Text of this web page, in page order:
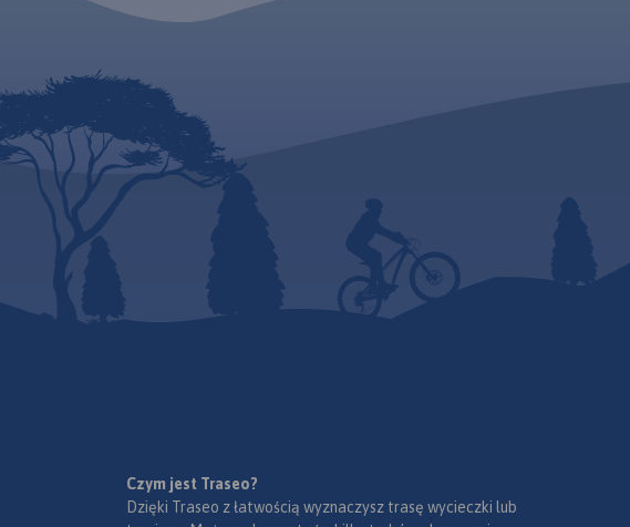
MAPA TURYSTYCZNA W
APLIKACJI TRASEO
Mapa przedstawia sieć
zrealizowanych do tej pory (VII
2020) tras rowerowych:
- z projektu VeloMałopolska;
- Szlak wokół Tatr (część
polska);
części gotowe. Pozostałe trasy:
VeloRaba, VeloPrądnik i
Czym jest Traseo?
Dzięki Traseo z łatwością wyznaczysz trasę wycieczki lub